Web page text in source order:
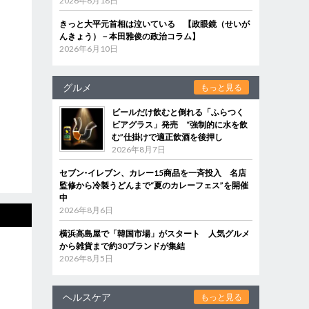
きっと大平元首相は泣いている 【政眼鏡（せいが
んきょう）－本田雅俊の政治コラム】
2026年6月10日
グルメ もっと見る
ビールだけ飲むと倒れる「ふらつく
ビアグラス」発売 “強制的に水を飲
む”仕掛けで適正飲酒を後押し
2026年8月7日
セブン‐イレブン、カレー15商品を一斉投入 名店
監修から冷製うどんまで“夏のカレーフェス”を開催
中
2026年8月6日
横浜高島屋で「韓国市場」がスタート 人気グルメ
から雑貨まで約30ブランドが集結
2026年8月5日
ヘルスケア もっと見る